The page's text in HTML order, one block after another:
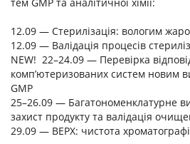
12.09 — Стерилізація: вологим
12.09 — Валідація процесів
NEW! 22–24.09 — Перевірка
комп’ютеризованих систем новим
GMP
25–26.09 — Багатономенклатурне
захист продукту та валідація
29.09 — ВЕРХ: чистота